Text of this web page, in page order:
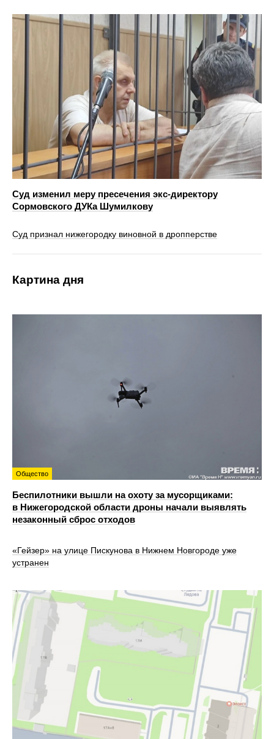
Суд изменил меру пресечения экс-директору
Сормовского ДУКа Шумилкову
Суд признал нижегородку виновной в дропперстве
Картина дня
Общество
Беспилотники вышли на охоту за мусорщиками:
в Нижегородской области дроны начали выявлять
незаконный сброс отходов
«Гейзер» на улице Пискунова в Нижнем Новгороде уже
устранен